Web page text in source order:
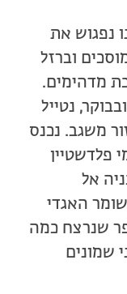
נפגוש את
וברזל
מדהימים.
נטייל
משגב. נכנס
פלדשטיין
אל
האגדי
שנרצח כמה
שמונים